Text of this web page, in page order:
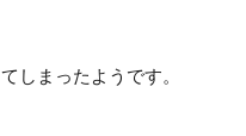
しまったようです。